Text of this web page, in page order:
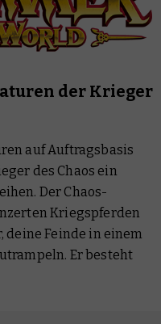
der Krieger
auf Auftragsbasis
des Chaos ein
Der Chaos-
Kriegspferden
deine Feinde in einem
Er besteht